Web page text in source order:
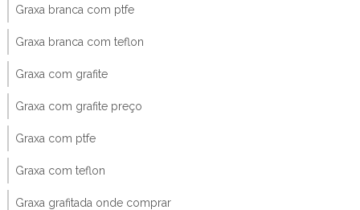
Graxa branca com ptfe
Graxa branca com teflon
Graxa com grafite
Graxa com grafite preço
Graxa com ptfe
Graxa com teflon
Graxa grafitada onde comprar